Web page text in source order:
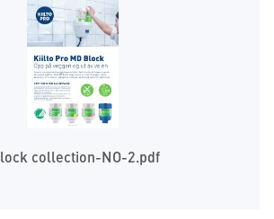
collection-NO-2.pdf